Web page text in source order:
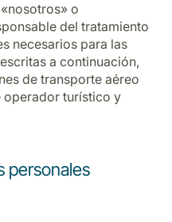
o
del tratamiento
necesarios para las
a continuación,
de transporte aéreo
operador turístico y
personales